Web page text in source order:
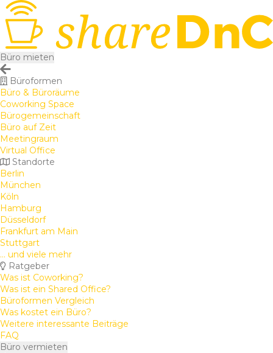
Büro mieten
Büroformen
Büro & Büroräume
Coworking Space
Bürogemeinschaft
Büro auf Zeit
Meetingraum
Virtual Office
Standorte
Berlin
München
Köln
Hamburg
Düsseldorf
Frankfurt am Main
Stuttgart
... und viele mehr
Ratgeber
Was ist Coworking?
Was ist ein Shared Office?
Büroformen Vergleich
Was kostet ein Büro?
Weitere interessante Beiträge
FAQ
Büro vermieten